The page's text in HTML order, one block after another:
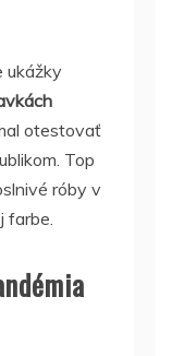
ukážky
otestovať
Top
róby v
farbe.